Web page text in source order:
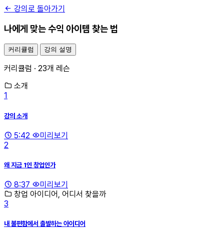
강의로 돌아가기
나에게 맞는 수익 아이템 찾는 법
커리큘럼 강의 설명
커리큘럼 · 23개 레슨
소개
1
강의 소개
5:42
미리보기
2
왜 지금 1인 창업인가
8:37
미리보기
창업 아이디어, 어디서 찾을까
3
내 불편함에서 출발하는 아이디어